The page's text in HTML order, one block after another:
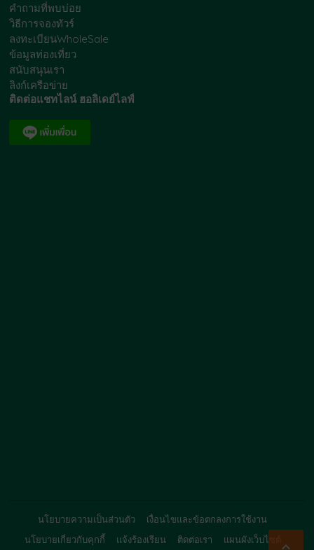
คำถามที่พบบ่อย
วิธีการจองทัวร์
ลงทะเบียนWholeSale
ข้อมูลท่องเที่ยว
สนับสนุนเรา
ลิงก์เครือข่าย
ติดต่อแชทไลน์ ฮอลิเดย์ไลฟ์
นโยบายความเป็นส่วนตัว
เงื่อนไขและข้อตกลงการใช้งาน
นโยบายเกี่ยวกับคุกกี้
แจ้งร้องเรียน ติดต่อเรา แผนผังเว็บไซต์